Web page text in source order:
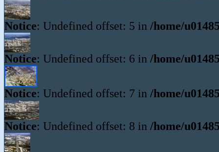
Notice: Undefined offset: 5 in /home/
Notice: Undefined offset: 6 in /home/
Notice: Undefined offset: 7 in /home/
Notice: Undefined offset: 8 in /home/